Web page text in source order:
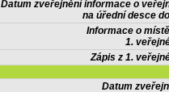
Datum zveřejnění informace o
na úřední desce
Informace o
1.
Zápis z 1.
Datum